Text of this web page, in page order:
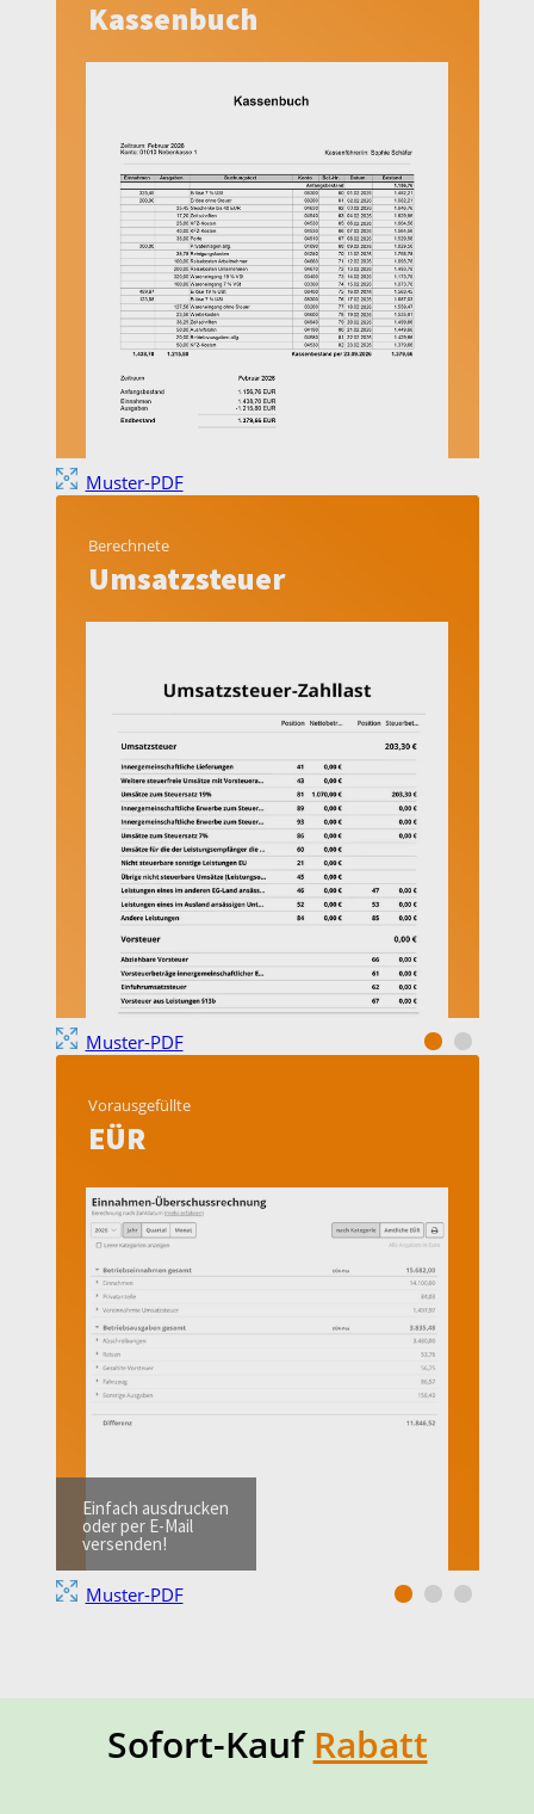
Kassenbuch
Muster-PDF
Berechnete
Umsatzsteuer
Muster-PDF
Vorausgefüllte
EÜR
Einfach ausdrucken
oder per E-Mail
versenden!
Muster-PDF
Sofort-Kauf Rabatt